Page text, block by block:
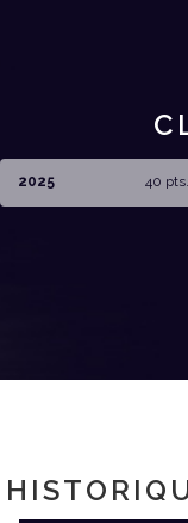
2025 40 pts.